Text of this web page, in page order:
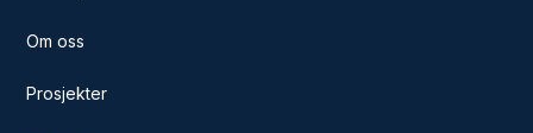
Om oss
Prosjekter